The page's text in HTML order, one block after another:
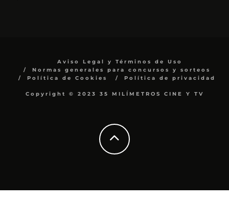
Aviso Legal y Términos de Uso
Normas generales para concursos y sorteos
Política de Cookies
Política de privacidad
Copyright © 2023 35 MILÍMETROS CINE Y TV